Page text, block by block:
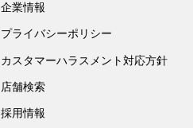
企業情報
プライバシーポリシー
カスタマーハラスメント対応方針
店舗検索
採用情報